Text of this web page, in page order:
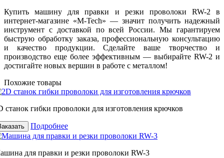
Купить машину для правки и резки проволоки RW-2 в
интернет-магазине «M-Tech» — значит получить надежный
инструмент с доставкой по всей России. Мы гарантируем
быструю обработку заказа, профессиональную консультацию
и качество продукции. Сделайте ваше творчество и
производство еще более эффективным — выбирайте RW-2 и
достигайте новых вершин в работе с металлом!
Похожие товары
станок гибки проволоки для изготовления крючков
Подробнее
для правки и резки проволоки RW-3